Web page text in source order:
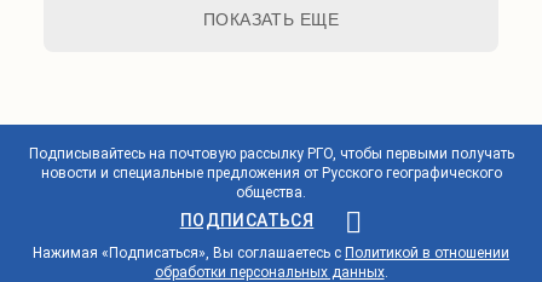
ПОКАЗАТЬ ЕЩЕ
Подписывайтесь на почтовую рассылку РГО, чтобы первыми получать
новости и специальные предложения от Русского географического
общества.
ПОДПИСАТЬСЯ
Нажимая «Подписаться», Вы соглашаетесь с Политикой в отношении
обработки персональных данных.